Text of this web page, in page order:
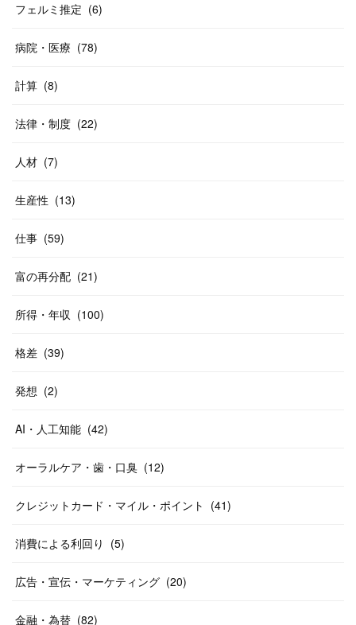
フェルミ推定 (6)
病院・医療 (78)
計算 (8)
法律・制度 (22)
人材 (7)
生産性 (13)
仕事 (59)
富の再分配 (21)
所得・年収 (100)
格差 (39)
発想 (2)
AI・人工知能 (42)
オーラルケア・歯・口臭 (12)
クレジットカード・マイル・ポイント (41)
消費による利回り (5)
広告・宣伝・マーケティング (20)
金融・為替 (82)